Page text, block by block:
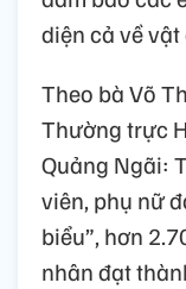
diện cả về
Theo bà Võ
Thường trực
Quảng Ngãi:
viên, phụ nữ
biểu”, hơn
nhân đạt